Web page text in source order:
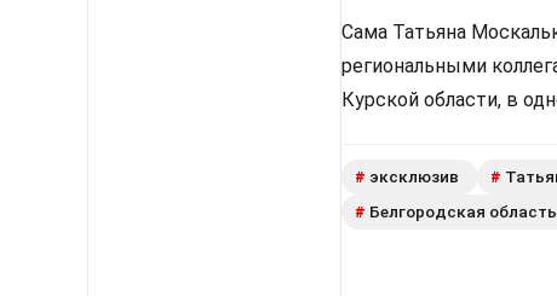
Сама Татьяна
региональными
Курской области, в
# эксклюзив #
# Белгородская область